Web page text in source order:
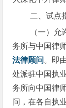
二、试点
务所与中国律
法律顾问 。即
处派驻中国执
务所向中国律
问，在各自执